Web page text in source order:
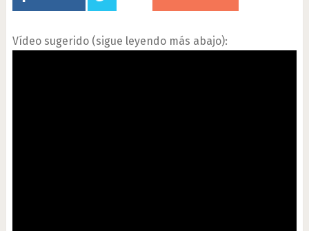
Vídeo sugerido (sigue leyendo más abajo):